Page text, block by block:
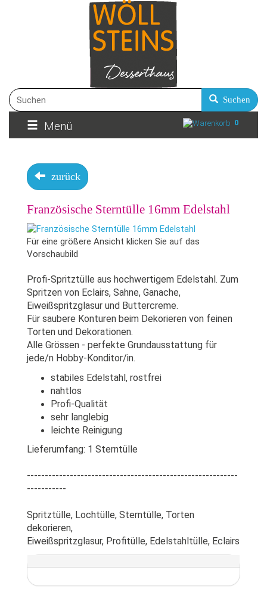
Suchen
Menü 0
zurück
Französische Sterntülle 16mm Edelstahl
Für eine größere Ansicht klicken Sie auf das
Vorschaubild
Profi-Spritztülle aus hochwertigem Edelstahl. Zum
Spritzen von Eclairs, Sahne, Ganache,
Eiweißspritzglasur und Buttercreme.
Für saubere Konturen beim Dekorieren von feinen
Torten und Dekorationen.
Alle Grössen - perfekte Grundausstattung für
jede/n Hobby-Konditor/in.
stabiles Edelstahl, rostfrei
nahtlos
Profi-Qualität
sehr langlebig
leichte Reinigung
Lieferumfang: 1 Sterntülle
-----------------------------------------------------------
-----------
Spritztülle, Lochtülle, Sterntülle, Torten
dekorieren,
Eiweißspritzglasur, Profitülle, Edelstahltülle, Eclairs